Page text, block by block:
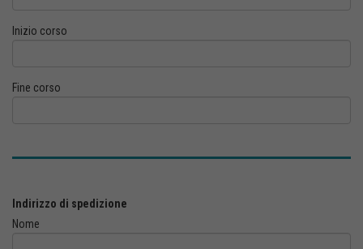
Inizio corso
Fine corso
Indirizzo di spedizione
Nome